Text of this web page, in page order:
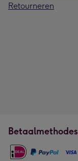
Retourneren
Betaalmethodes